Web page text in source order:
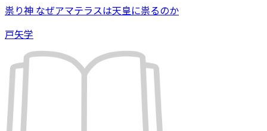
祟り神 なぜアマテラスは天皇に祟るのか
戸矢学